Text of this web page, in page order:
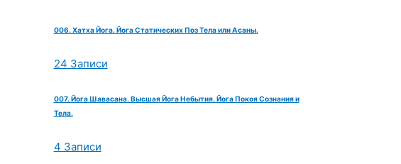
006. Хатха Йога. Йога Статических Поз Тела или Асаны.
24 Записи
007. Йога Шавасана. Высшая Йога Небытия. Йога Покоя Сознания и
Тела.
4 Записи